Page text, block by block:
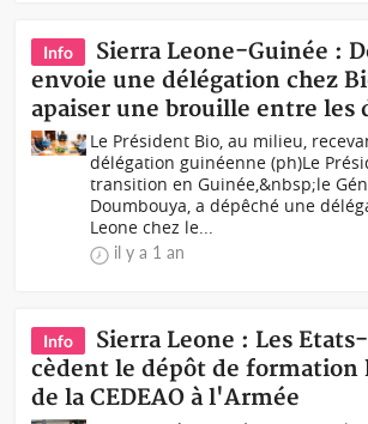
Info
Sierra Leone-Guinée :
envoie une délégation chez
apaiser une brouille entre les
Le Président Bio, au milieu,
délégation guinéenne (ph)Le
transition en Guinée,&nbsp;le
Doumbouya, a dépêché une
Leone chez le...
il y a 1 an
Info
Sierra Leone : Les
cèdent le dépôt de formation
de la CEDEAO à l'Armée